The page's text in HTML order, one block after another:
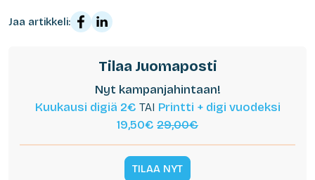
Jaa artikkeli:
Tilaa Juomaposti
Nyt kampanjahintaan!
Kuukausi digiä 2€ TAI Printti + digi vuodeksi
19,50€ 29,00€
TILAA NYT